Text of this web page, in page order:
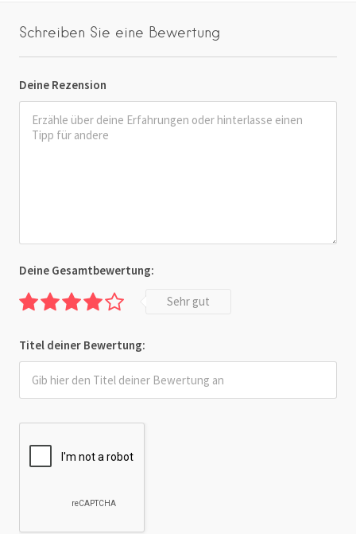
Schreiben Sie eine Bewertung
Deine Rezension
Deine Gesamtbewertung:
Sehr gut
Titel deiner Bewertung: